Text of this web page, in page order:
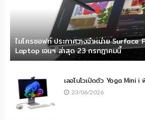
ไมโครซอฟท์ ประกาศวางจำหน่าย Surface
Laptop เจนฯ ล่าสุด 23 กรกฎาคมนี้
เลอโนโวเปิดตัว Yoga Mini i
23/06/2026